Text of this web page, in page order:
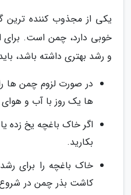
یکی از مجذوب کننده ترین
خوبی دارد، چمن است.
و رشد بهتری داشته باشد،
در صورت لزوم چمن ها
ها یک روز با آب و
اگر خاک باغچه یخ زده
بکارید.
خاک باغچه را برای
کاشت بذر چمن در شروع